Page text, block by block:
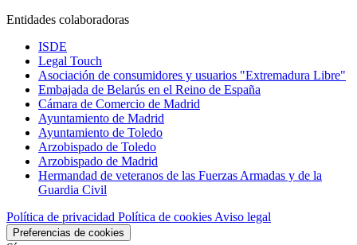
Entidades colaboradoras
ISDE
Legal Touch
Asociación de consumidores y usuarios "Extremadura Libre"
Embajada de Belarús en el Reino de España
Cámara de Comercio de Madrid
Ayuntamiento de Madrid
Ayuntamiento de Toledo
Arzobispado de Toledo
Arzobispado de Madrid
Hermandad de veteranos de las Fuerzas Armadas y de la
Guardia Civil
Política de privacidad Política de cookies Aviso legal
Preferencias de cookies